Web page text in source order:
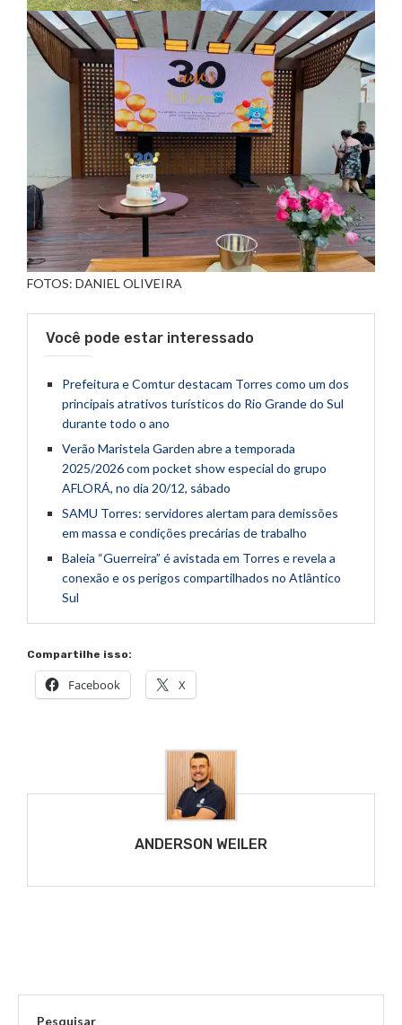
FOTOS: DANIEL OLIVEIRA
Você pode estar interessado
Prefeitura e Comtur destacam Torres como um dos
principais atrativos turísticos do Rio Grande do Sul
durante todo o ano
Verão Maristela Garden abre a temporada
2025/2026 com pocket show especial do grupo
AFLORÁ, no dia 20/12, sábado
SAMU Torres: servidores alertam para demissões
em massa e condições precárias de trabalho
Baleia “Guerreira” é avistada em Torres e revela a
conexão e os perigos compartilhados no Atlântico
Sul
Compartilhe isso:
Facebook X
ANDERSON WEILER
Pesquisar